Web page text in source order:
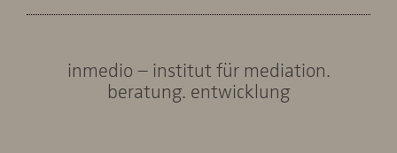
inmedio – institut für mediation.
beratung. entwicklung